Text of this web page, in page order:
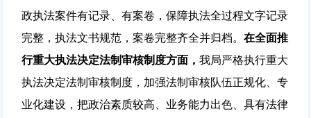
政执法案件有记录、有案卷，保障执法全过程文字记录
完整，执法文书规范，案卷完整齐全并归档。 在全面推
行重大执法决定法制审核制度方面， 我局严格执行重大
执法决定法制审核制度，加强法制审核队伍正规化、专
业化建设，把政治素质较高、业务能力出色、具有法律